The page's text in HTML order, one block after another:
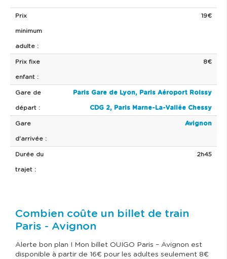
Prix
minimum
adulte :
19€
Prix fixe
enfant :
8€
Gare de
départ :
Paris Gare de Lyon, Paris Aéroport Roissy
CDG 2, Paris Marne-La-Vallée Chessy
Gare
d'arrivée :
Avignon
Durée du
trajet :
2h45
Combien coûte un billet de train
Paris - Avignon
Alerte bon plan ! Mon billet OUIGO Paris – Avignon est
disponible à partir de 16€ pour les adultes seulement 8€